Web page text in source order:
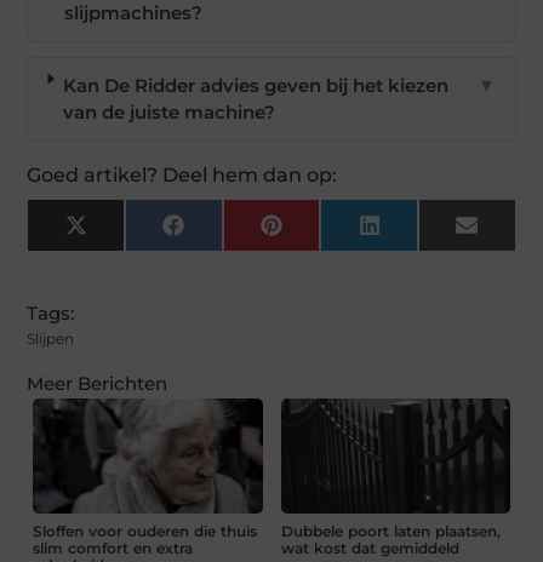
slijpmachines?
Kan De Ridder advies geven bij het kiezen
van de juiste machine?
▼
Goed artikel? Deel hem dan op:
X
(Twitter)
FacebookPinterest LinkedIn Email
Tags:
Slijpen
Meer Berichten
Sloffen voor ouderen die thuis
slim comfort en extra
Dubbele poort laten plaatsen,
wat kost dat gemiddeld